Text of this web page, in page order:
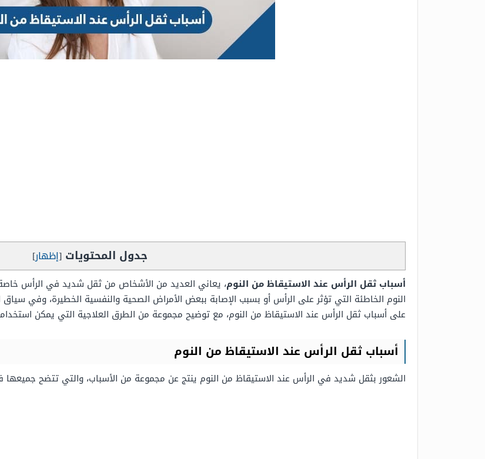
جدول المحتويات [إظهار]
أسباب ثقل الرأس عند الاستيقاظ من النوم، يعاني العديد من الأشخاص من ثقل شديد في الرأس خاصة
النوم الخاطئة التي تؤثر على الرأس أو بسبب الإصابة ببعض الأمراض الصحية والنفسية الخطيرة، وفي
على أسباب ثقل الرأس عند الاستيقاظ من النوم، مع توضيح مجموعة من الطرق العلاجية التي يمكن
أسباب ثقل الرأس عند الاستيقاظ من النوم
الشعور بثقل شديد في الرأس عند الاستيقاظ من النوم ينتج عن مجموعة من الأسباب، والتي تتضح جميعها